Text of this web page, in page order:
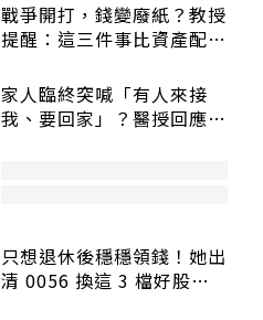
戰爭開打，錢變廢紙？教授
提醒：這三件事比資產配置
家人臨終突喊「有人來接
我、要回家」？醫授回應方
只想退休後穩穩領錢！她出
清 0056 換這 3 檔好股：